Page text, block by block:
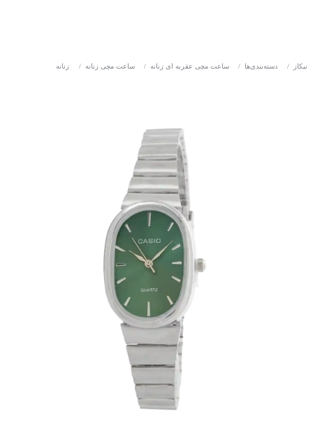
نیکاز / دسته‌بندی‌ها / ساعت مچی عقربه ای زنانه / ساعت مچی زنانه / زنانه